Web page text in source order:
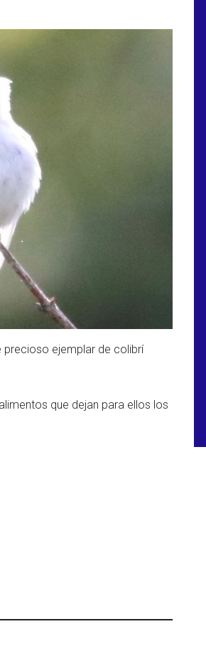
precioso ejemplar de colibrí
que dejan para ellos los